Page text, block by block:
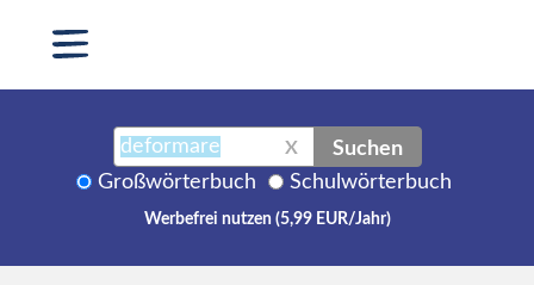
X Suchen
Großwörterbuch Schulwörterbuch
Werbefrei nutzen (5,99 EUR/Jahr)